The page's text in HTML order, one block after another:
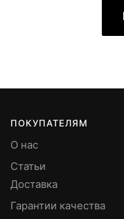
ПОКУПАТЕЛЯМ
О нас
Статьи
Доставка
Гарантии качества